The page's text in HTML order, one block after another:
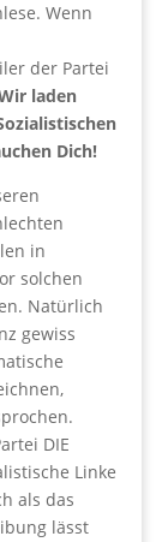
Wenn
der Partei
laden
Dich!
in
solchen
Natürlich
gewiss
DIE
Linke
als das
lässt